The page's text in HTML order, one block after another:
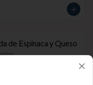
de Espinaca y Queso